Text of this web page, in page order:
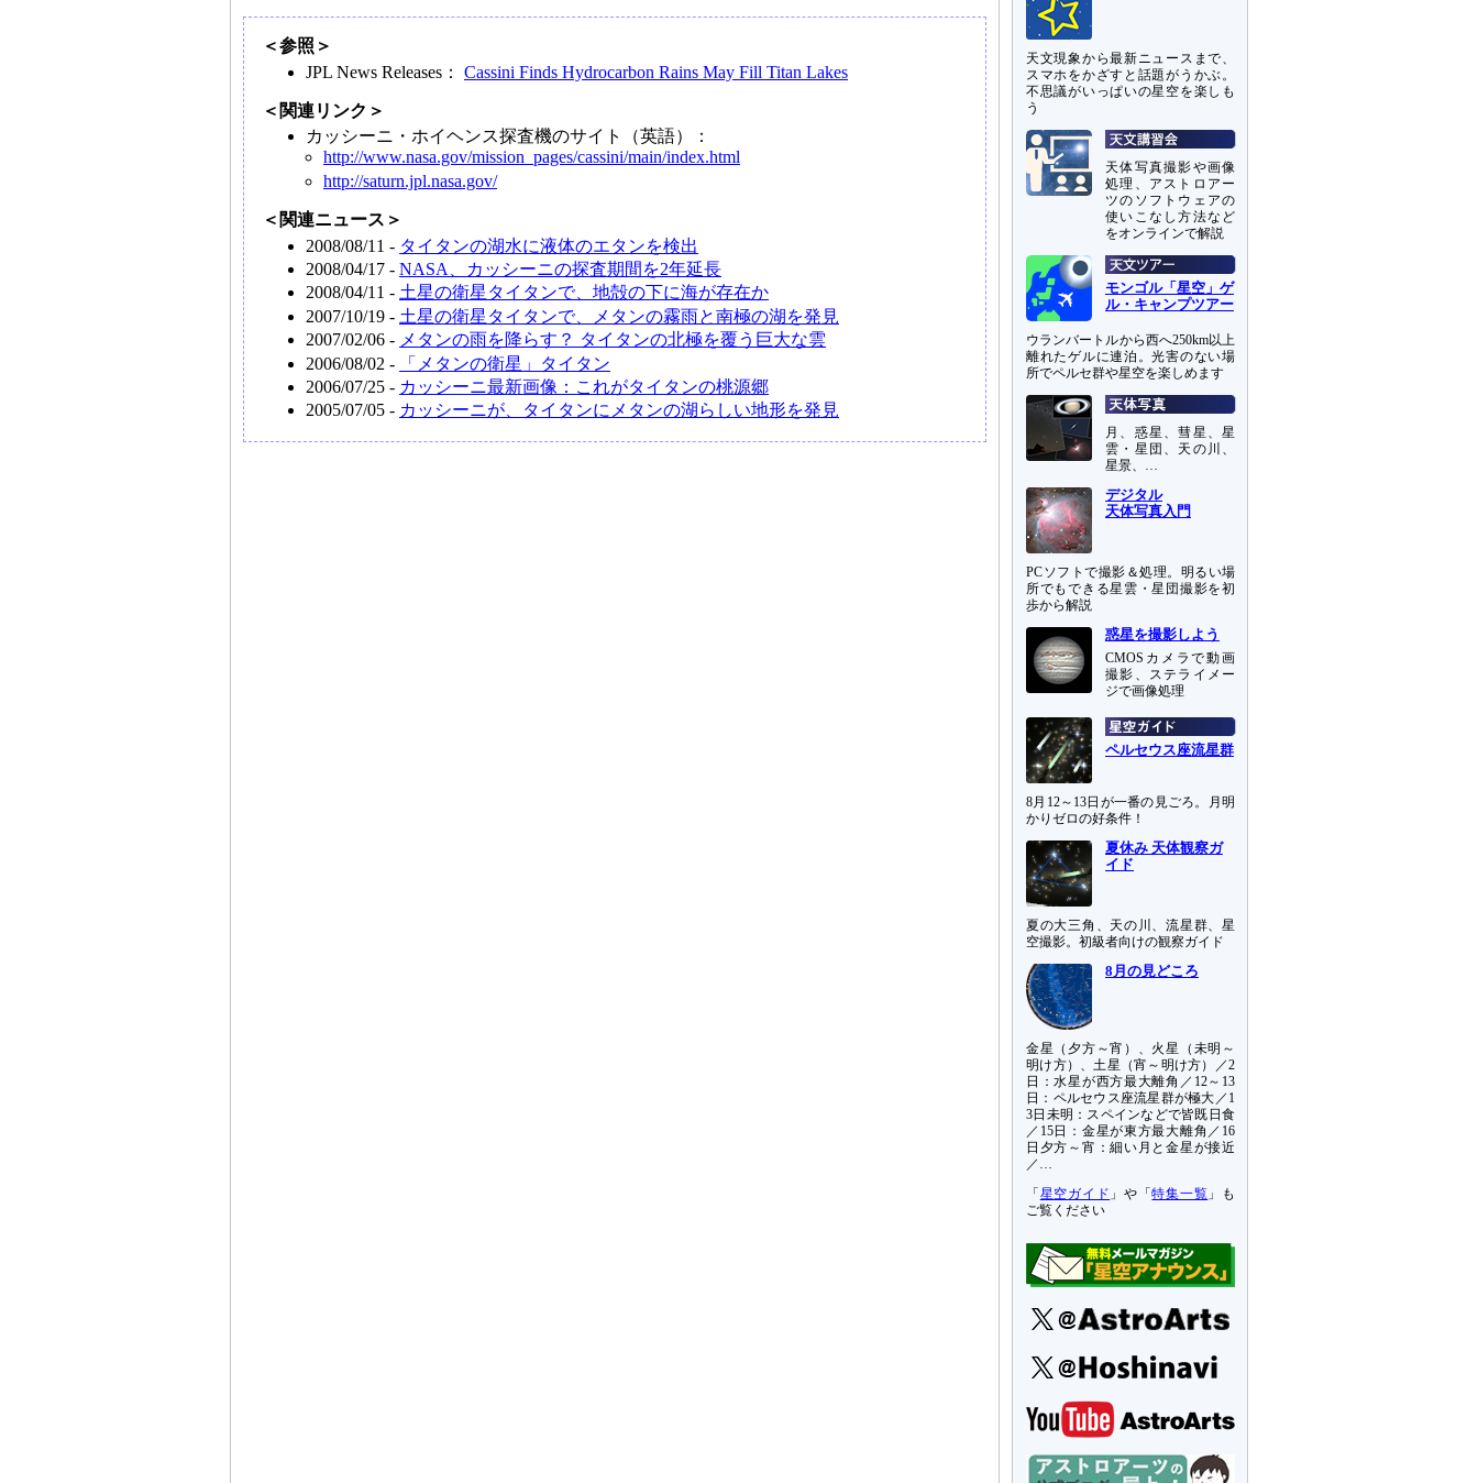
＜参照＞
JPL News Releases： Cassini Finds Hydrocarbon Rains May Fill Titan Lakes
＜関連リンク＞
カッシーニ・ホイヘンス探査機のサイト（英語）：
http://www.nasa.gov/mission_pages/cassini/main/index.html
http://saturn.jpl.nasa.gov/
＜関連ニュース＞
2008/08/11 - タイタンの湖水に液体のエタンを検出
2008/04/17 - NASA、カッシーニの探査期間を2年延長
2008/04/11 - 土星の衛星タイタンで、地殻の下に海が存在か
2007/10/19 - 土星の衛星タイタンで、メタンの霧雨と南極の湖を発見
2007/02/06 - メタンの雨を降らす？ タイタンの北極を覆う巨大な雲
2006/08/02 -
「メタンの衛星」タイタン
2006/07/25 - カッシーニ最新画像：これがタイタンの桃源郷
2005/07/05 - カッシーニが、タイタンにメタンの湖らしい地形を発見
天文現象から最新ニュースまで、
スマホをかざすと話題がうかぶ。
不思議がいっぱいの星空を楽しも
う
天体写真撮影や画像
処理、アストロアー
ツのソフトウェアの
使いこなし方法など
をオンラインで解説
モンゴル「星空」ゲ
ル・キャンプツアー
ウランバートルから西へ250km以上
離れたゲルに連泊。光害のない場
所でペルセ群や星空を楽しめます
月、惑星、彗星、星
雲・星団、天の川、
星景、…
デジタル
天体写真入門
PCソフトで撮影＆処理。明るい場
所でもできる星雲・星団撮影を初
歩から解説
惑星を撮影しよう
CMOSカメラで動画
撮影、ステライメー
ジで画像処理
ペルセウス座流星群
8月12～13日が一番の見ごろ。月明
かりゼロの好条件！
夏休み 天体観察ガ
イド
夏の大三角、天の川、流星群、星
空撮影。初級者向けの観察ガイド
8月の見どころ
金星（夕方～宵）、火星（未明～
明け方）、土星（宵～明け方）／2
日：水星が西方最大離角／12～13
日：ペルセウス座流星群が極大／1
3日未明：スペインなどで皆既日食
／15日：金星が東方最大離角／16
日夕方～宵：細い月と金星が接近
／…
「 星空ガイド 」や「特集一覧 」も
ご覧ください